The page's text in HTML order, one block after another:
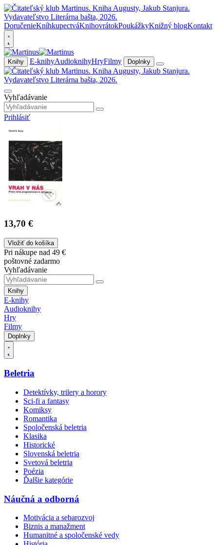
DoručenieKníhkupectváKnihovrátokPoukážkyKnižný blogKontakt
Knihy E-knihyAudioknihyHryFilmy Doplnky
Vyhľadávanie
Prihlásiť
13,70 €
Vložiť do košíka
Pri nákupe nad 49 €
poštovné zadarmo
Vyhľadávanie
Knihy
E-knihy
Audioknihy
Hry
Filmy
Doplnky
Beletria
Detektívky, trilery a horory
Sci-fi a fantasy
Komiksy
Romantika
Spoločenská beletria
Klasika
Historické
Slovenská beletria
Svetová beletria
Poézia
Ďalšie kategórie
Náučná a odborná
Motivácia a sebarozvoj
Biznis a manažment
Humanitné a spoločenské vedy